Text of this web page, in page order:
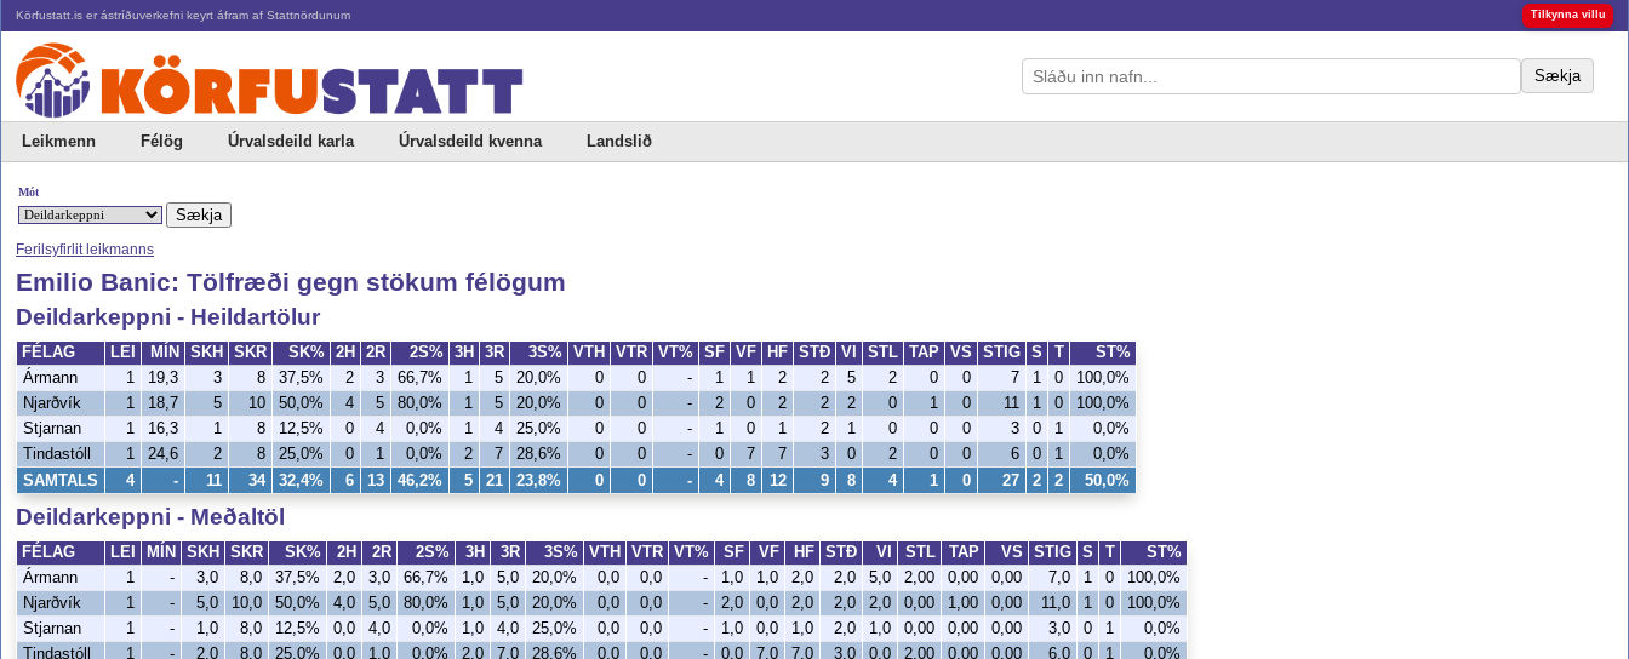
Körfustatt.is er ástríðuverkefni keyrt áfram af Stattnördunum Tilkynna villu
Sækja
Leikmenn Félög Úrvalsdeild karla Úrvalsdeild kvenna Landslið
Mót
Ferilsyfirlit leikmanns
Emilio Banic: Tölfræði gegn stökum félögum
Deildarkeppni - Heildartölur
FÉLAG LEI MÍN SKH SKR SK% 2H 2R 2S% 3H 3R 3S% VTH VTR VT% SF VF HF STÐ VI STL TAP VS STIG S T
ST%
Ármann
1 19,3 3 8 37,5% 2 3 66,7% 1 5 20,0% 0 0 - 1 1 2 2 5 2 0 0 7 1 0
100,0%
Njarðvík
1 18,7 5 10 50,0% 4 5 80,0% 1 5 20,0% 0 0 - 2 0 2 2 2 0 1 0 11 1 0
100,0%
Stjarnan
1 16,3 1 8 12,5% 0 4 0,0% 1 4 25,0% 0 0 - 1 0 1 2 1 0 0 0 3 0 1
0,0%
Tindastóll
1 24,6 2 8 25,0% 0 1 0,0% 2 7 28,6% 0 0 - 0 7 7 3 0 2 0 0 6 0 1 0,0%
SAMTALS 4 - 11 34 32,4% 6 13 46,2% 5 21 23,8% 0 0 - 4 8 12 9 8 4 1 0 27 2 2 50,0%
Deildarkeppni - Meðaltöl
FÉLAG LEI MÍN SKH SKR SK% 2H 2R 2S% 3H 3R 3S% VTH VTR VT% SF VF HF STÐ VI STL TAP VS STIG S T
ST%
Ármann
1 - 3,0 8,0 37,5% 2,0 3,0 66,7% 1,0 5,0 20,0% 0,0 0,0 - 1,0 1,0 2,0 2,0 5,0 2,00 0,00 0,00 7,0 1 0
100,0%
Njarðvík
1 - 5,0 10,0 50,0% 4,0 5,0 80,0% 1,0 5,0 20,0% 0,0 0,0 - 2,0 0,0 2,0 2,0 2,0 0,00 1,00 0,00 11,0 1 0
100,0%
Stjarnan
1 - 1,0 8,0 12,5% 0,0 4,0 0,0% 1,0 4,0 25,0% 0,0 0,0 - 1,0 0,0 1,0 2,0 1,0 0,00 0,00 0,00 3,0 0 1
0,0%
Tindastóll
1 - 2,0 8,0 25,0% 0,0 1,0 0,0% 2,0 7,0 28,6% 0,0 0,0 - 0,0 7,0 7,0 3,0 0,0 2,00 0,00 0,00 6,0 0 1 0,0%